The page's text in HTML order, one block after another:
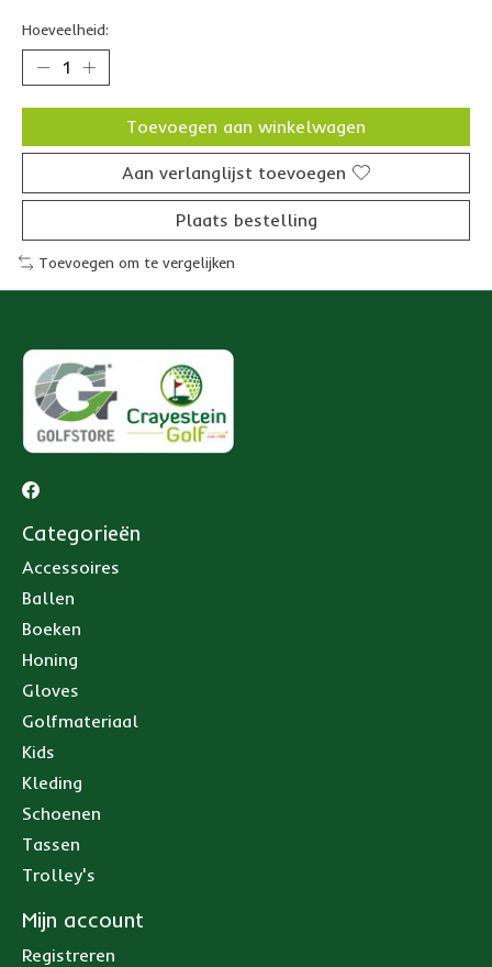
Hoeveelheid:
Toevoegen aan winkelwagen
Aan verlanglijst toevoegen
Plaats bestelling
Toevoegen om te vergelijken
Categorieën
Accessoires
Ballen
Boeken
Honing
Gloves
Golfmateriaal
Kids
Kleding
Schoenen
Tassen
Trolley's
Mijn account
Registreren